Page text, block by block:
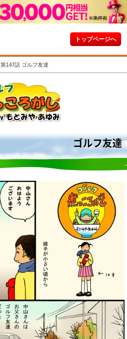
トップページへ
第147話 ゴルフ友達
ゴルフ友達